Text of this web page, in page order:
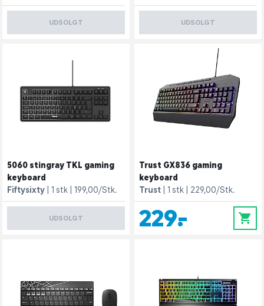
UDSOLGT UDSOLGT
5060 stingray TKL gaming
keyboard
Fiftysixty
1 stk 199,00/Stk.
UDSOLGT
Trust GX836 gaming
keyboard
Trust
1 stk 229,00/Stk.
229,- 0